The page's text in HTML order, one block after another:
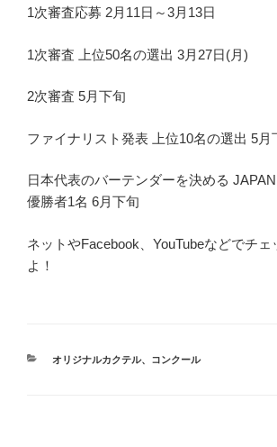
1次審査応募 2月11日～3月13日
1次審査 上位50名の選出 3月27日(月)
2次審査 5月下旬
ファイナリスト発表 上位10名の選出 5月
日本代表のバーテンダーを決める
優勝者1名 6月下旬
ネットやFacebook、YouTubeなどでチェ
よ！
カ
オリジナルカクテル、 コンクール